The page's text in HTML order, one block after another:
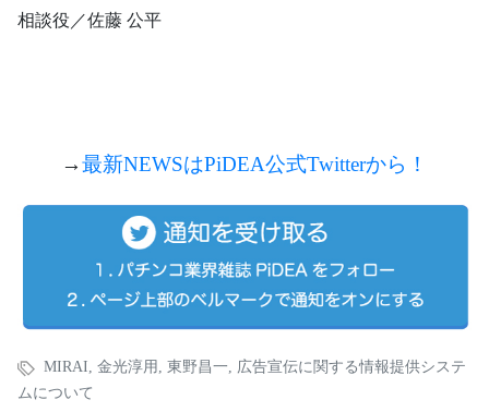
相談役／佐藤 公平
→最新NEWSはPiDEA公式Twitterから！
MIRAI, 金光淳用 , 東野昌一, 広告宣伝に関する情報提供システ
ムについて